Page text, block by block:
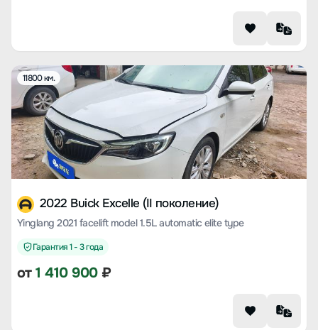
11800 км.
2022 Buick Excelle (II поколение)
Yinglang 2021 facelift model 1.5L automatic elite type
Гарантия 1 - 3 года
от1 410 900₽